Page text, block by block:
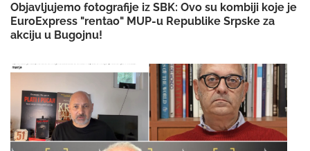
Objavljujemo fotografije iz SBK: Ovo su kombiji koje je
EuroExpress "rentao" MUP-u Republike Srpske za
akciju u Bugojnu!